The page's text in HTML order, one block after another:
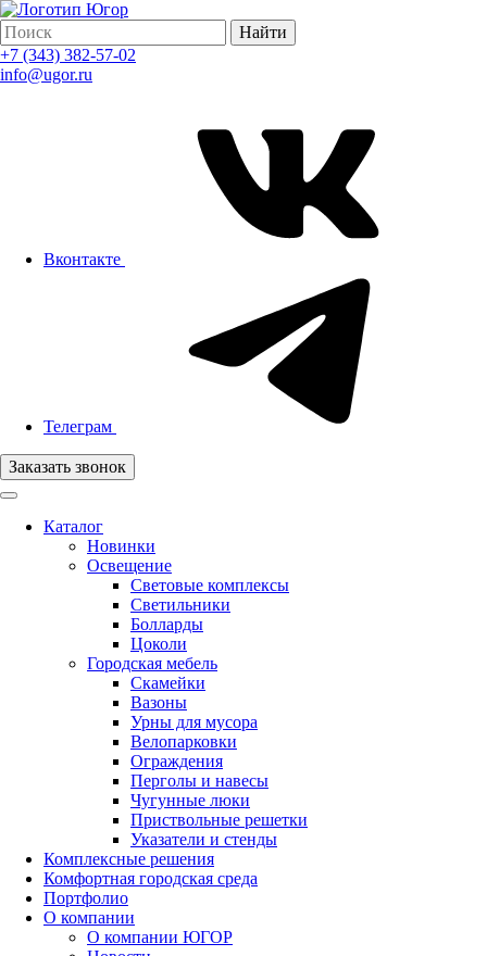
Найти
+7 (343) 382-57-02
info@ugor.ru
Вконтакте
Телеграм
Заказать звонок
Каталог
Новинки
Освещение
Световые комплексы
Светильники
Болларды
Цоколи
Городская мебель
Скамейки
Вазоны
Урны для мусора
Велопарковки
Ограждения
Перголы и навесы
Чугунные люки
Приствольные решетки
Указатели и стенды
Комплексные решения
Комфортная городская среда
Портфолио
О компании
О компании ЮГОР